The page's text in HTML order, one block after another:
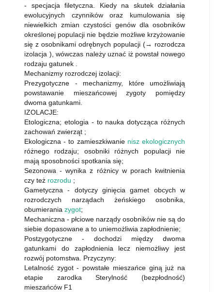
- specjacja filetyczna. Kiedy na skutek działania
ewolucyjnych czynników oraz kumulowania się
niewielkich zmian czystości genów dla osobników
określonej populacji nie będzie możliwe krzyżowanie
się z osobnikami odrębnych populacji (→ rozrodcza
izolacja ), wówczas należy uznać iż powstał nowego
rodzaju gatunek .
Mechanizmy rozrodczej izolacji:
Prezygotyczne - mechanizmy, które umożliwiają
powstawanie mieszańcowej zygoty pomiędzy
dwoma gatunkami.
IZOLACJE:
Etologiczna; etologia - to nauka dotycząca różnych
zachowań zwierząt ;
Ekologiczna - to zamieszkiwanie nisz ekologicznych
różnego rodzaju; osobniki różnych populacji nie
mają sposobności spotkania się;
Sezonowa - wynika z różnicy w porach kwitnienia
czy też rozrodu ;
Gametyczna - dotyczy ginięcia gamet obcych w
rozrodczych narządach żeńskiego osobnika,
obumierania zygot;
Mechaniczna - płciowe narządy osobników nie są do
siebie dopasowane a to uniemożliwia zapłodnienie;
Postzygotyczne - dochodzi między dwoma
gatunkami do zapłodnienia lecz niemożliwy jest
rozwój potomstwa. Przyczyny:
Letalność zygot - powstałe mieszańce giną już na
etapie zarodka Sterylność (bezpłodność)
mieszańców F1